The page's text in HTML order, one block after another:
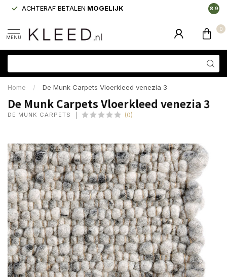
ACHTERAF BETALEN MOGELIJK 8.9
MENU
0
Home / De Munk Carpets Vloerkleed venezia 3
De Munk Carpets Vloerkleed venezia 3
DE MUNK CARPETS (0)